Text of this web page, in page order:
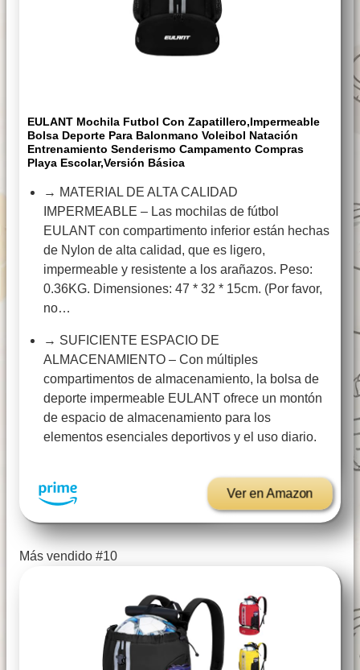
EULANT Mochila Futbol Con Zapatillero,Impermeable
Bolsa Deporte Para Balonmano Voleibol Natación
Entrenamiento Senderismo Campamento Compras
Playa Escolar,Versión Básica
→ MATERIAL DE ALTA CALIDAD
IMPERMEABLE – Las mochilas de fútbol
EULANT con compartimento inferior están hechas
de Nylon de alta calidad, que es ligero,
impermeable y resistente a los arañazos. Peso:
0.36KG. Dimensiones: 47 * 32 * 15cm. (Por favor,
no…
→ SUFICIENTE ESPACIO DE
ALMACENAMIENTO – Con múltiples
compartimentos de almacenamiento, la bolsa de
deporte impermeable EULANT ofrece un montón
de espacio de almacenamiento para los
elementos esenciales deportivos y el uso diario.
Ver en Amazon
Más vendido #10